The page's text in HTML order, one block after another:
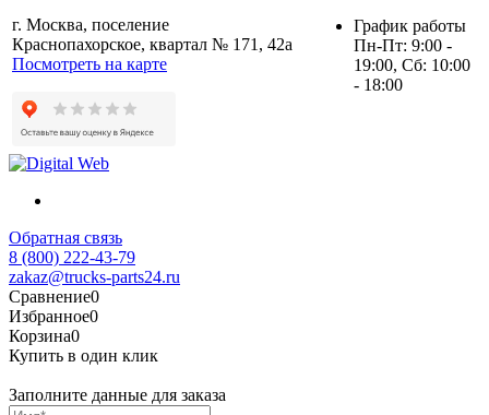
г. Москва, поселение
Краснопахорское, квартал № 171, 42а
Посмотреть на карте
График работы
Пн-Пт: 9:00 -
19:00, Сб: 10:00
- 18:00
Обратная связь
8 (800) 222-43-79
zakaz@trucks-parts24.ru
Сравнение0
Избранное0
Корзина0
Купить в один клик
Заполните данные для заказа